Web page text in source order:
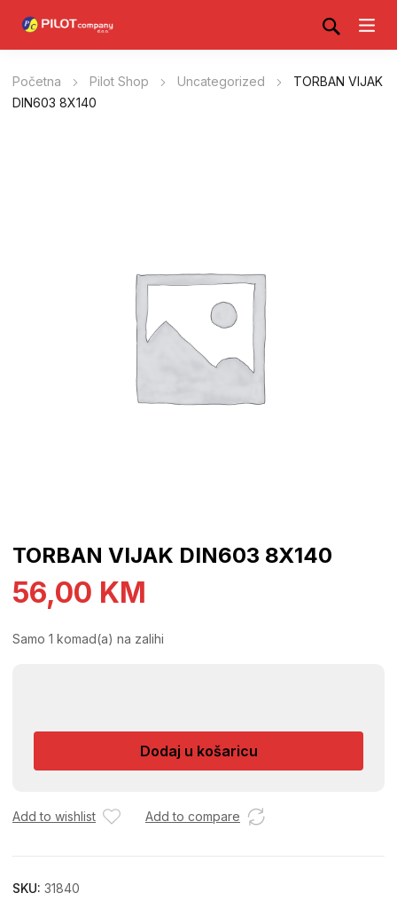
Početna Pilot Shop Uncategorized
TORBAN VIJAK
DIN603 8X140
TORBAN VIJAK DIN603 8X140
56,00 KM
Samo 1 komad(a) na zalihi
DIN603
količina
Dodaj u košaricu
Add to wishlist Add to compare
SKU: 31840